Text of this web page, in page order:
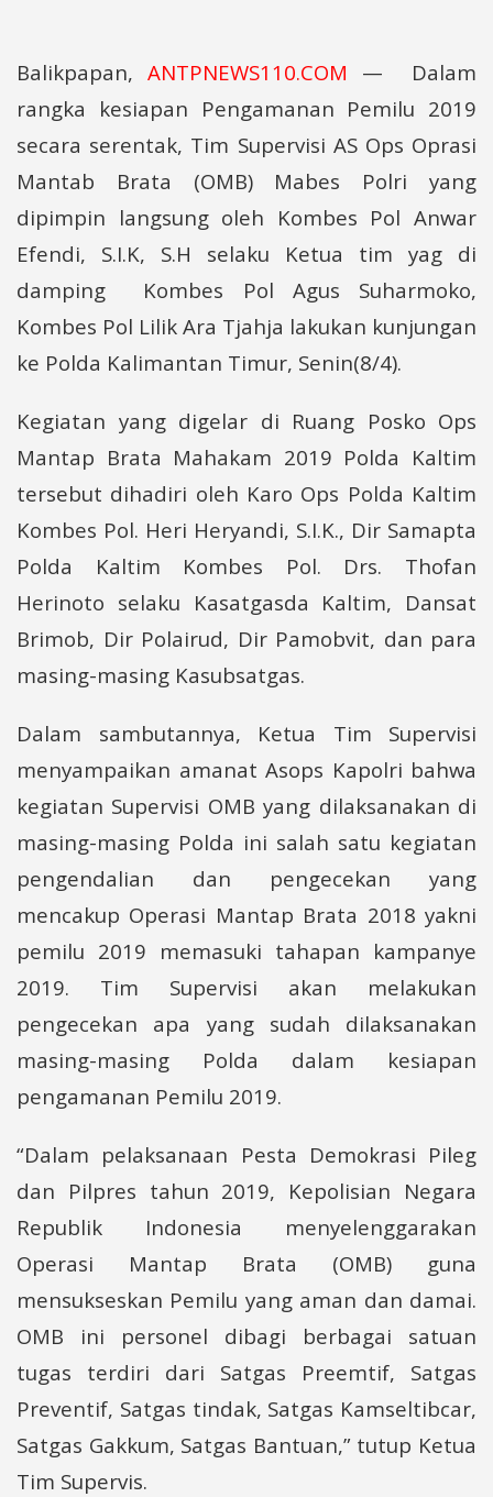
Balikpapan, ANTPNEWS110.COM — Dalam
rangka kesiapan Pengamanan Pemilu 2019
secara serentak, Tim Supervisi AS Ops Oprasi
Mantab Brata (OMB) Mabes Polri yang
dipimpin langsung oleh Kombes Pol Anwar
Efendi, S.I.K, S.H selaku Ketua tim yag di
damping Kombes Pol Agus Suharmoko,
Kombes Pol Lilik Ara Tjahja lakukan kunjungan
ke Polda Kalimantan Timur, Senin(8/4).
Kegiatan yang digelar di Ruang Posko Ops
Mantap Brata Mahakam 2019 Polda Kaltim
tersebut dihadiri oleh Karo Ops Polda Kaltim
Kombes Pol. Heri Heryandi, S.I.K., Dir Samapta
Polda Kaltim Kombes Pol. Drs. Thofan
Herinoto selaku Kasatgasda Kaltim, Dansat
Brimob, Dir Polairud, Dir Pamobvit, dan para
masing-masing Kasubsatgas.
Dalam sambutannya, Ketua Tim Supervisi
menyampaikan amanat Asops Kapolri bahwa
kegiatan Supervisi OMB yang dilaksanakan di
masing-masing Polda ini salah satu kegiatan
pengendalian dan pengecekan yang
mencakup Operasi Mantap Brata 2018 yakni
pemilu 2019 memasuki tahapan kampanye
2019. Tim Supervisi akan melakukan
pengecekan apa yang sudah dilaksanakan
masing-masing Polda dalam kesiapan
pengamanan Pemilu 2019.
“Dalam pelaksanaan Pesta Demokrasi Pileg
dan Pilpres tahun 2019, Kepolisian Negara
Republik Indonesia menyelenggarakan
Operasi Mantap Brata (OMB) guna
mensukseskan Pemilu yang aman dan damai.
OMB ini personel dibagi berbagai satuan
tugas terdiri dari Satgas Preemtif, Satgas
Preventif, Satgas tindak, Satgas Kamseltibcar,
Satgas Gakkum, Satgas Bantuan,” tutup Ketua
Tim Supervis.